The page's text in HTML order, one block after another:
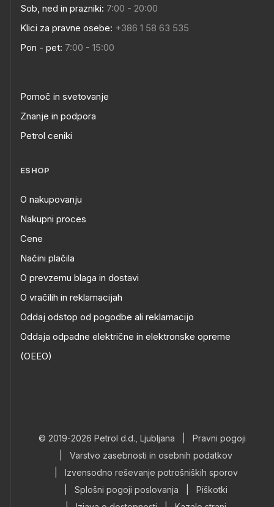
Sob, ned in prazniki: 7:00 - 20:00
Klici za pravne osebe: +386 1 58 63 535
Pon - pet: 7:00 - 15:00
Pomoč in svetovanje
Znanje in podpora
Petrol ceniki
ESHOP
O nakupovanju
Nakupni proces
Cene
Načini plačila
O prevzemu blaga in dostavi
O vračilih in reklamacijah
Oddaj odstop od pogodbe ali reklamacijo
Oddaja odpadne električne in elektronske opreme
(OEEO)
© 2019-2026 Petrol d.d., Ljubljana
Pravni pogoji
Varstvo zasebnosti in osebnih podatkov
Izvensodno reševanje potrošniških sporov
Splošni pogoji poslovanja
Piškotki